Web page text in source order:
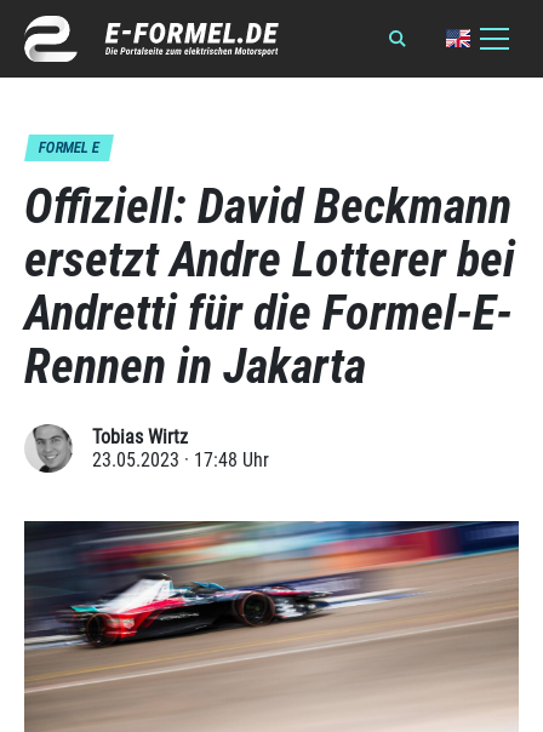
FORMEL E
Offiziell: David Beckmann
ersetzt Andre Lotterer bei
Andretti für die Formel-E-
Rennen in Jakarta
Tobias Wirtz
23.05.2023 · 17:48 Uhr